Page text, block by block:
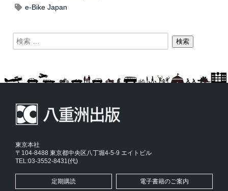
e-Bike Japan
東京本社
〒104-8488 東京都中央区八丁堀4-5-9 エイトビル
TEL:03-3552-8431(代)
定期購読 電子書籍のご案内